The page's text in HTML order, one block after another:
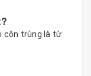
côn trùng là từ